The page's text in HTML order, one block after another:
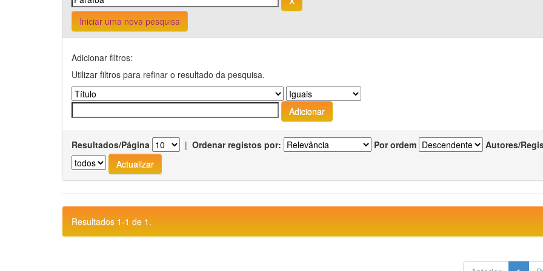
Iniciar uma nova pesquisa
Adicionar filtros:
Utilizar filtros para refinar o resultado da pesquisa.
Resultados/Página | Ordenar registos por: Por ordem Autores/
Resultados 1-1 de 1.